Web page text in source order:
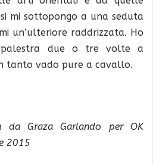
mi sottopongo a una seduta
un’ulteriore raddrizzata. Ho
palestra due o tre volte a
tanto vado pure a cavallo.
da Graza Garlando per OK
2015